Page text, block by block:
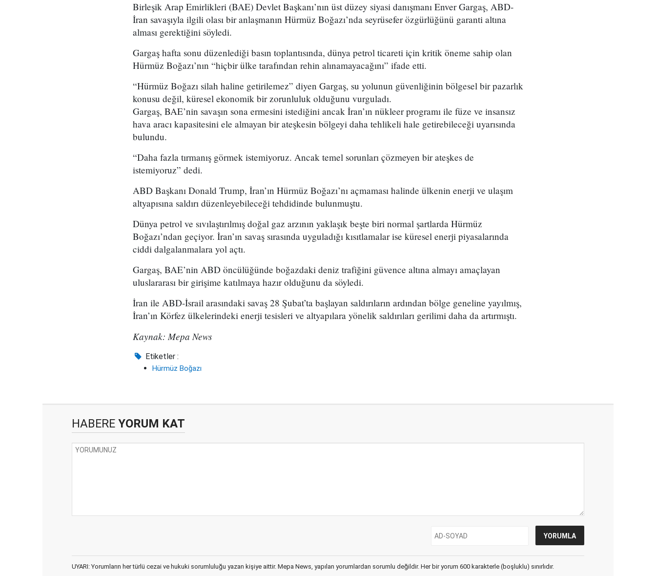
Birleşik Arap Emirlikleri (BAE) Devlet Başkanı’nın üst düzey siyasi danışmanı Enver Gargaş, ABD-
İran savaşıyla ilgili olası bir anlaşmanın Hürmüz Boğazı’nda seyrüsefer özgürlüğünü garanti altına
alması gerektiğini söyledi.
Gargaş hafta sonu düzenlediği basın toplantısında, dünya petrol ticareti için kritik öneme sahip olan
Hürmüz Boğazı’nın “hiçbir ülke tarafından rehin alınamayacağını” ifade etti.
“Hürmüz Boğazı silah haline getirilemez” diyen Gargaş, su yolunun güvenliğinin bölgesel bir pazarlık
konusu değil, küresel ekonomik bir zorunluluk olduğunu vurguladı.
Gargaş, BAE’nin savaşın sona ermesini istediğini ancak İran’ın nükleer programı ile füze ve insansız
hava aracı kapasitesini ele almayan bir ateşkesin bölgeyi daha tehlikeli hale getirebileceği uyarısında
bulundu.
“Daha fazla tırmanış görmek istemiyoruz. Ancak temel sorunları çözmeyen bir ateşkes de
istemiyoruz” dedi.
ABD Başkanı Donald Trump, İran’ın Hürmüz Boğazı’nı açmaması halinde ülkenin enerji ve ulaşım
altyapısına saldırı düzenleyebileceği tehdidinde bulunmuştu.
Dünya petrol ve sıvılaştırılmış doğal gaz arzının yaklaşık beşte biri normal şartlarda Hürmüz
Boğazı’ndan geçiyor. İran’ın savaş sırasında uyguladığı kısıtlamalar ise küresel enerji piyasalarında
ciddi dalgalanmalara yol açtı.
Gargaş, BAE’nin ABD öncülüğünde boğazdaki deniz trafiğini güvence altına almayı amaçlayan
uluslararası bir girişime katılmaya hazır olduğunu da söyledi.
İran ile ABD-İsrail arasındaki savaş 28 Şubat’ta başlayan saldırıların ardından bölge geneline yayılmış,
İran’ın Körfez ülkelerindeki enerji tesisleri ve altyapılara yönelik saldırıları gerilimi daha da artırmıştı.
Kaynak: Mepa News
Etiketler :
Hürmüz Boğazı
HABERE YORUM KAT
UYARI: Yorumların her türlü cezai ve hukuki sorumluluğu yazan kişiye aittir. Mepa News, yapılan yorumlardan sorumlu değildir. Her bir yorum 600 karakterle (boşluklu) sınırlıdır.